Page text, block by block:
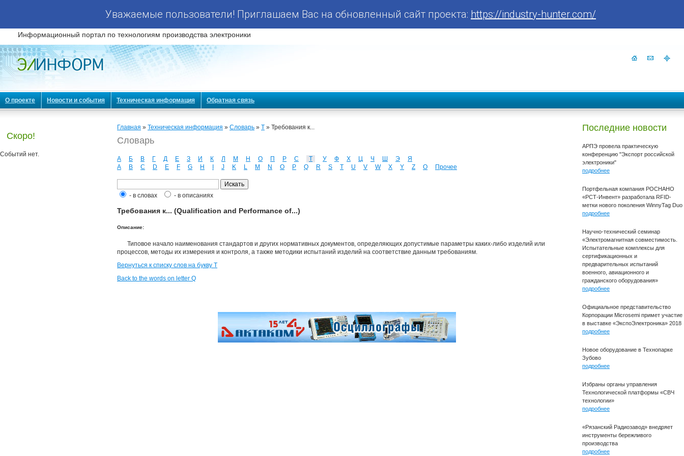
Уважаемые пользователи! Приглашаем Вас на обновленный сайт проекта: https://industry-hunter.com/
Информационный портал по технологиям производства электроники
О проекте Новости и события Техническая информация Обратная связь
Скоро!
Событий нет.
Главная » Техническая информация » Словарь » Т » Требования к...
Словарь
А Б В Г Д Е З И К Л М Н О П Р С Т У Ф Х Ц Ч Ш Э
Я
A
B C D E F G H J K L M N O P Q R S T U V W X Y Z О Прочее
- в словах - в описаниях
Требования к... (Qualification and Performance of...)
Описание:
Типовое начало наименования стандартов и других нормативных документов, определяющих допустимые параметры каких-либо изделий или
процессов, методы их измерения и контроля, а также методики испытаний изделий на соответствие данным требованиям.
Вернуться к списку слов на букву Т
Back to the words on letter Q
Последние новости
АРПЭ провела практическую
конференцию "Экспорт российской
электроники"
подробнее
Портфельная компания РОСНАНО
«РСТ-Инвент» разработала RFID-
метки нового поколения WinnyTag Duo
подробнее
Научно-технический семинар
«Электромагнитная совместимость.
Испытательные комплексы для
сертификационных и
предварительных испытаний
военного, авиационного и
гражданского оборудования»
подробнее
Официальное представительство
Корпорации Microsemi примет участие
в выставке «ЭкспоЭлектроника» 2018
подробнее
Новое оборудование в Технопарке
Зубово
подробнее
Избраны органы управления
Технологической платформы «СВЧ
технологии»
подробнее
«Рязанский Радиозавод» внедряет
инструменты бережливого
производства
подробнее